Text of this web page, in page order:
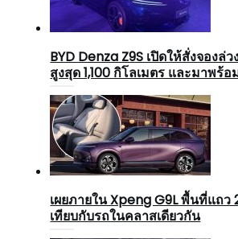
BYD Denza Z9S เปิดให้สั่งจองล่
สูงสุด 1,100 กิโลเมตร และมาพร้อ
เผยภายใน Xpeng G9L พื้นที่แถว
เทียบกับรถในคลาสเดียวกัน